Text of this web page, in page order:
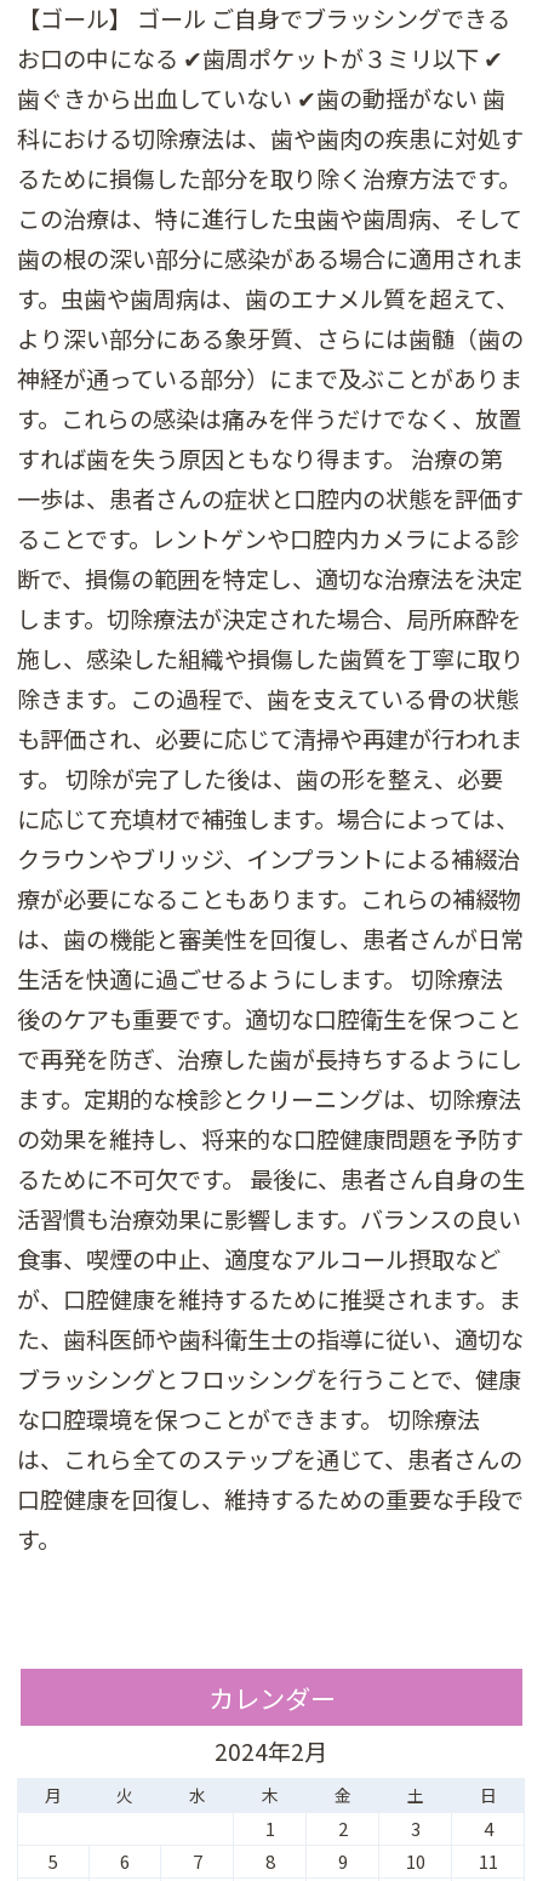
【ゴール】 ゴール ご自身でブラッシングできる
お口の中になる ✔歯周ポケットが３ミリ以下 ✔
歯ぐきから出血していない ✔歯の動揺がない 歯
科における切除療法は、歯や歯肉の疾患に対処す
るために損傷した部分を取り除く治療方法です。
この治療は、特に進行した虫歯や歯周病、そして
歯の根の深い部分に感染がある場合に適用されま
す。虫歯や歯周病は、歯のエナメル質を超えて、
より深い部分にある象牙質、さらには歯髄（歯の
神経が通っている部分）にまで及ぶことがありま
す。これらの感染は痛みを伴うだけでなく、放置
すれば歯を失う原因ともなり得ます。 治療の第
一歩は、患者さんの症状と口腔内の状態を評価す
ることです。レントゲンや口腔内カメラによる診
断で、損傷の範囲を特定し、適切な治療法を決定
します。切除療法が決定された場合、局所麻酔を
施し、感染した組織や損傷した歯質を丁寧に取り
除きます。この過程で、歯を支えている骨の状態
も評価され、必要に応じて清掃や再建が行われま
す。 切除が完了した後は、歯の形を整え、必要
に応じて充填材で補強します。場合によっては、
クラウンやブリッジ、インプラントによる補綴治
療が必要になることもあります。これらの補綴物
は、歯の機能と審美性を回復し、患者さんが日常
生活を快適に過ごせるようにします。 切除療法
後のケアも重要です。適切な口腔衛生を保つこと
で再発を防ぎ、治療した歯が長持ちするようにし
ます。定期的な検診とクリーニングは、切除療法
の効果を維持し、将来的な口腔健康問題を予防す
るために不可欠です。 最後に、患者さん自身の生
活習慣も治療効果に影響します。バランスの良い
食事、喫煙の中止、適度なアルコール摂取など
が、口腔健康を維持するために推奨されます。ま
た、歯科医師や歯科衛生士の指導に従い、適切な
ブラッシングとフロッシングを行うことで、健康
な口腔環境を保つことができます。 切除療法
は、これら全てのステップを通じて、患者さんの
口腔健康を回復し、維持するための重要な手段で
す。
カレンダー
2024年2月
月 火 水 木 金 土 日
1 2 3
4
5
6 7 8 9 10 11